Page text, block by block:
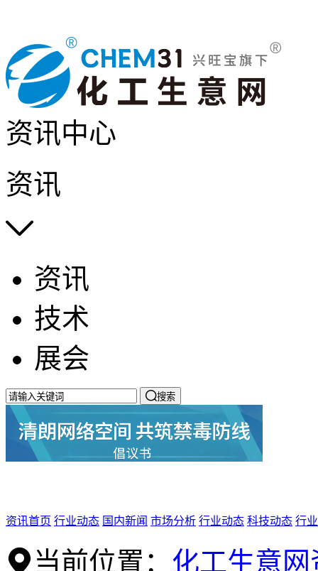
资讯中心
资讯

资讯
技术
展会
搜索
资讯首页 行业动态 国内新闻 市场分析 行业动态 科技动态 行
当前位置： 化工生意网